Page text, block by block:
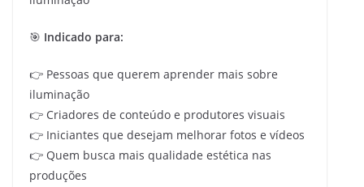
🎯 Indicado para:
👉 Pessoas que querem aprender mais sobre
iluminação
👉 Criadores de conteúdo e produtores visuais
👉 Iniciantes que desejam melhorar fotos e vídeos
👉 Quem busca mais qualidade estética nas
produções